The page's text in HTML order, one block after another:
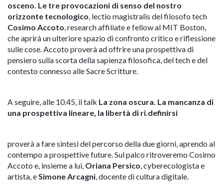
osceno. Le tre provocazioni di senso del nostro
orizzonte tecnologico, lectio magistralis del filosofo tech
Cosimo Accoto, research affiliate e fellow al MIT Boston,
che aprirà un ulteriore spazio di confronto critico e riflessione
sulle cose. Accoto proverà ad offrire una prospettiva di
pensiero sulla scorta della sapienza filosofica, del tech e del
contesto connesso alle Sacre Scritture.
A seguire, alle 10.45, il talk La zona oscura. La mancanza di
una prospettiva lineare, la libertà di ri.definirsi
proverà a fare sintesi del percorso della due giorni, aprendo al
contempo a prospettive future. Sul palco ritroveremo Cosimo
Accoto e, insieme a lui, Oriana Persico, cyberecologista e
artista, eSimone Arcagni, docente di cultura digitale.